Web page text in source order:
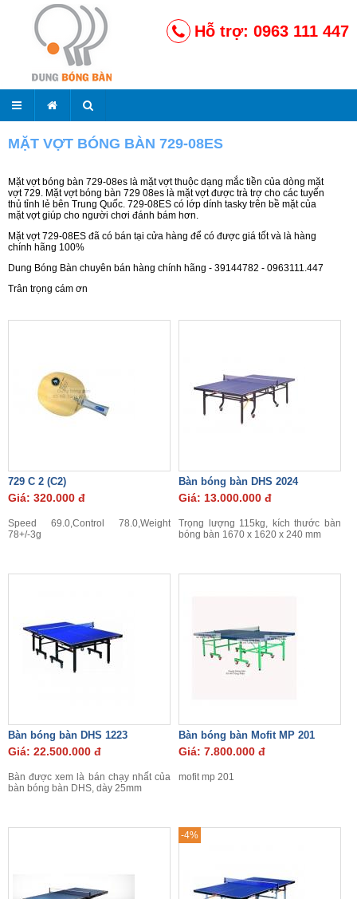
Hỗ trợ: 0963 111 447
MẶT VỢT BÓNG BÀN 729-08ES
Mặt vợt bóng bàn 729-08es là mặt vợt thuộc dạng mắc tiền của dòng mặt
vợt 729. Mặt vợt bóng bàn 729 08es là mặt vợt được trà trợ cho các tuyển
thủ tỉnh lẻ bên Trung Quốc. 729-08ES có lớp dính tasky trên bề mặt của
mặt vợt giúp cho người chơi đánh bám hơn.
Mặt vợt 729-08ES đã có bán tại cửa hàng để có được giá tốt và là hàng
chính hãng 100%
Dung Bóng Bàn chuyên bán hàng chính hãng - 39144782 - 0963111.447
Trân trọng cám ơn
729 C 2 (C2)
Giá: 320.000 đ
Speed 69.0,Control 78.0,Weight
78+/-3g
Bàn bóng bàn DHS 2024
Giá: 13.000.000 đ
Trọng lượng 115kg, kích thước bàn
bóng bàn 1670 x 1620 x 240 mm
Bàn bóng bàn DHS 1223
Giá: 22.500.000 đ
Bàn được xem là bán chạy nhất của
bàn bóng bàn DHS, dày 25mm
Bàn bóng bàn Mofit MP 201
Giá: 7.800.000 đ
mofit mp 201
-4%